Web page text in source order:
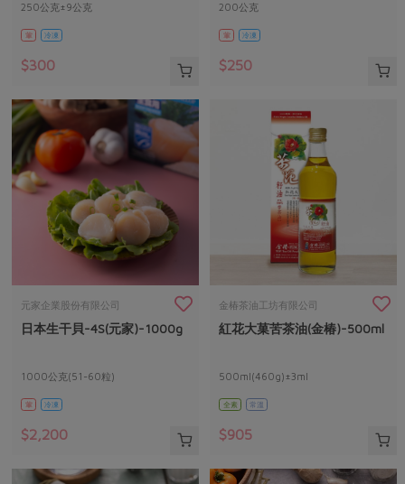
素食專區
樂齡友善
高麗菜海鮮煎餅
地區活動
活動報下載
250公克±9公克
葷 冷凍
$300
200公克
葷 冷凍
$250
元家企業股份有限公司
日本生干貝-4S(元家)-1000g
1000公克(51-60粒)
葷 冷凍
$2,200
金椿茶油工坊有限公司
紅花大菓苦茶油(金椿)-500ml
500ml(460g)±3ml
全素 常溫
$905